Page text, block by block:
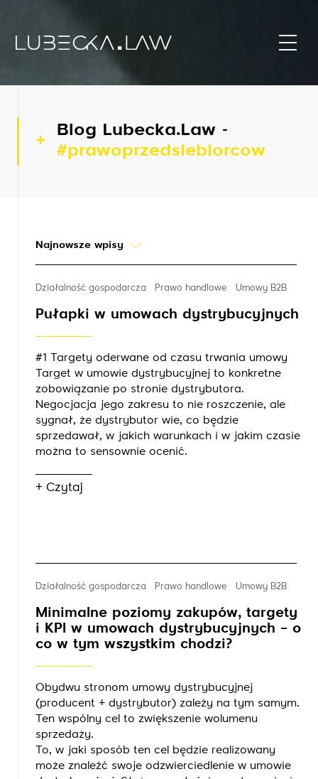
Blog Lubecka.Law -
#prawoprzedsiebiorcow
Najnowsze wpisy
Działalność gospodarcza Prawo handlowe Umowy B2B
Pułapki w umowach dystrybucyjnych
#1 Targety oderwane od czasu trwania umowy
Target w umowie dystrybucyjnej to konkretne
zobowiązanie po stronie dystrybutora.
Negocjacja jego zakresu to nie roszczenie, ale
sygnał, że dystrybutor wie, co będzie
sprzedawał, w jakich warunkach i w jakim czasie
można to sensownie ocenić.
+ Czytaj
Działalność gospodarcza Prawo handlowe Umowy B2B
Minimalne poziomy zakupów, targety
i KPI w umowach dystrybucyjnych – o
co w tym wszystkim chodzi?
Obydwu stronom umowy dystrybucyjnej
(producent + dystrybutor) zależy na tym samym.
Ten wspólny cel to zwiększenie wolumenu
sprzedaży.
To, w jaki sposób ten cel będzie realizowany
może znaleźć swoje odzwierciedlenie w umowie